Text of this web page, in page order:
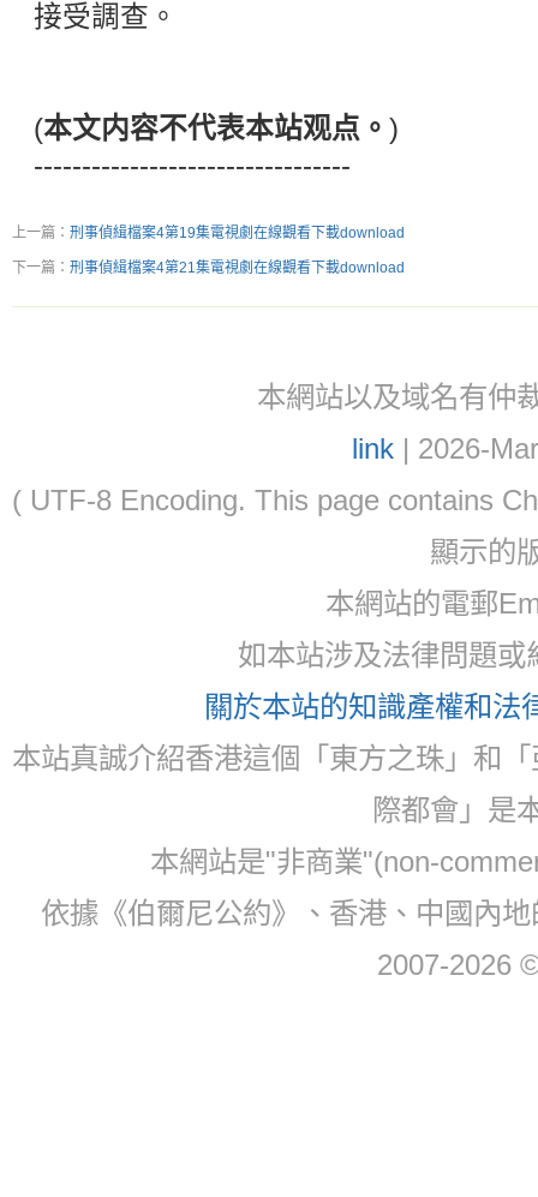
接受調查。
(本文内容不代表本站观点。 )
---------------------------------
上一篇： 刑事偵緝檔案4第19集電視劇在線觀看下載download
下一篇： 刑事偵緝檔案4第21集電視劇在線觀看下載download
本網站以及域名有仲
link| 2026-
( UTF-8 Encoding. This page contains
顯示的
本網站的電郵
如本站涉及法律問題
關於本站的知識產權和法
本站真誠介紹香港這個「東方之珠」和
際都會」是
本網站是"非商業"(non-
依據《伯爾尼公約》、香港、中國內
2007-2026